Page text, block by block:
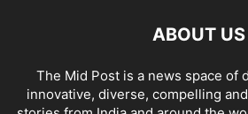
ABOUT US
The Mid Post is a news space of
innovative, diverse, compelling